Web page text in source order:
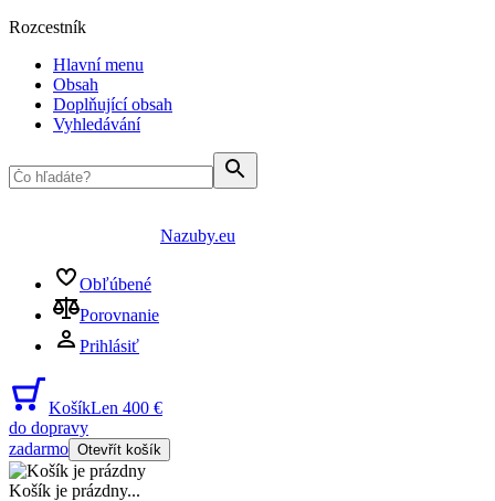
Rozcestník
Hlavní menu
Obsah
Doplňující obsah
Vyhledávání
Nazuby.eu
Obľúbené
Porovnanie
Prihlásiť
KošíkLen 400 €
do dopravy
zadarmo Otevřít košík
Košík je prázdny...